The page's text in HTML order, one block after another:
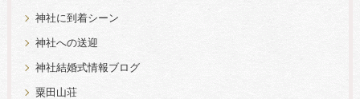
神社に到着シーン
神社への送迎
神社結婚式情報ブログ
粟田山荘